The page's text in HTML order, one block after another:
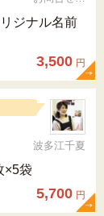
ジナル名前
3,500 円
波多江千夏
×5袋
5,700 円